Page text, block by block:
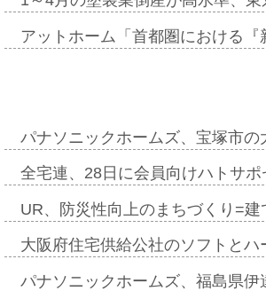
アットホーム「首都圏における
パナソニックホームズ、宝塚市
全宅連、28日に会員向けハトサ
UR、防災性向上のまちづくり=
大阪府住宅供給公社のソフトと
パナソニックホームズ、福島県